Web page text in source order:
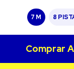
7 M 8
Comprar